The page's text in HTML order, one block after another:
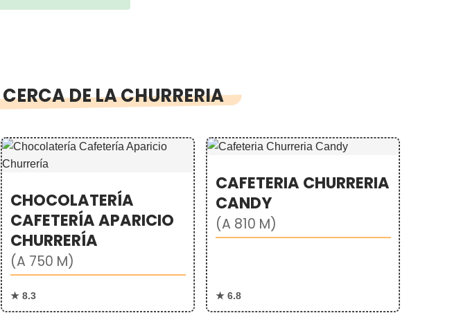
DE LA CHURRERIA
CHOCOLATERÍA
CAFETERÍA APARICIO
CHURRERÍA
(A 750 M)
★ 8.3
CAFETERIA CHURRERIA
CANDY
(A 810 M)
★ 6.8